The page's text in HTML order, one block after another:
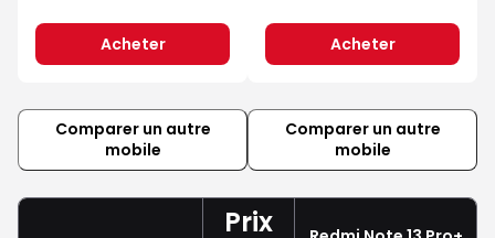
Acheter Acheter
Comparer un autre
mobile
Comparer un autre
mobile
Prix